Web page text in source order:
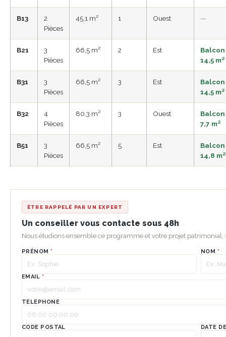
B13
2
Pièces
45,1 m² 1 Ouest —
B21
3
Pièces
66,5 m² 2 Est
Balcon
14,5 m²
B31
3
Pièces
66,5 m² 3 Est
Balcon
14,5 m²
B32
4
Pièces
80,3 m² 3 Ouest
Balcon
7,7 m²
B51
3
Pièces
66,5 m² 5 Est
Balcon
14,8 m²
ÊTRE RAPPELÉ PAR UN EXPERT
Un conseiller vous contacte sous 48h
Nous étudions ensemble ce programme et votre projet patrimonial,
PRÉNOM* NOM *
EMAIL *
TÉLÉPHONE
CODE POSTAL DATE